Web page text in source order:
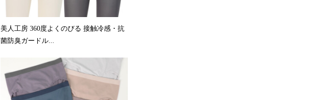
美人工房 360度よくのびる 接触冷感・抗
菌防臭ガードル...